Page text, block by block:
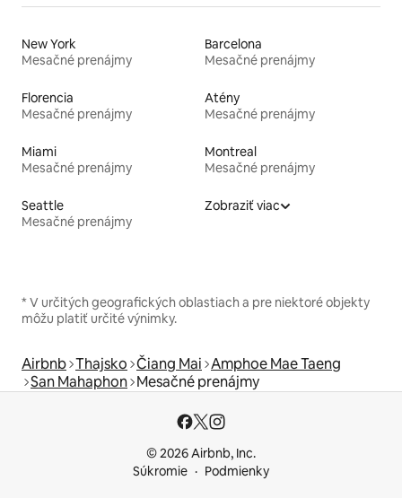
New York
Mesačné prenájmy
Barcelona
Mesačné prenájmy
Florencia
Mesačné prenájmy
Atény
Mesačné prenájmy
Miami
Mesačné prenájmy
Montreal
Mesačné prenájmy
Seattle
Mesačné prenájmy
Zobraziť viac
* V určitých geografických oblastiach a pre niektoré objekty
môžu platiť určité výnimky.
Airbnb Thajsko Čiang Mai Amphoe Mae Taeng
San Mahaphon Mesačné prenájmy
© 2026 Airbnb, Inc.
Súkromie
Podmienky